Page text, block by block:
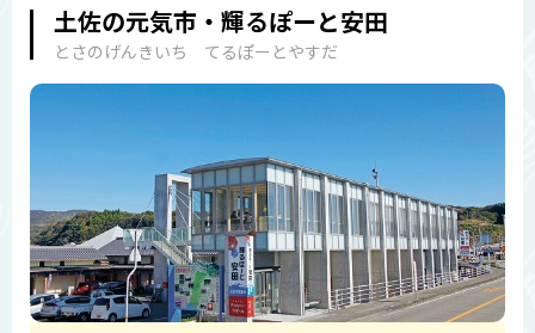
土佐の元気市・輝るぽーと安田
とさのげんきいち てるぽーとやすだ